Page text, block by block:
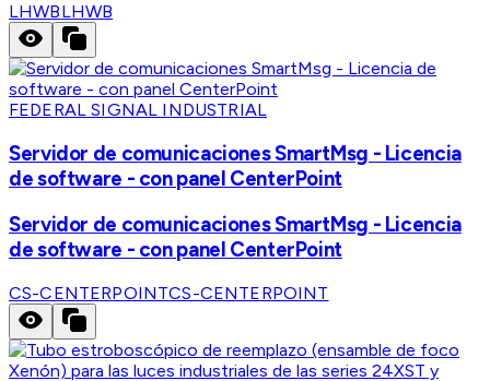
LHWBLHWB
FEDERAL SIGNAL INDUSTRIAL
Servidor de comunicaciones SmartMsg - Licencia
de software - con panel CenterPoint
Servidor de comunicaciones SmartMsg - Licencia
de software - con panel CenterPoint
CS-CENTERPOINTCS-CENTERPOINT